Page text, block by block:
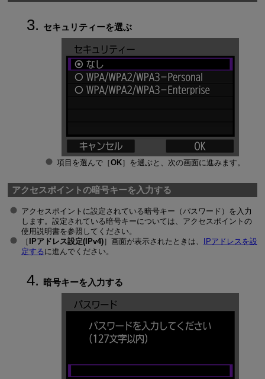
セキュリティーを選ぶ
項目を選んで［OK］を選ぶと、次の画面に進みます。
アクセスポイントの暗号キーを入力する
アクセスポイントに設定されている暗号キー（パスワード）を入力
します。設定されている暗号キーについては、アクセスポイントの
使用説明書を参照してください。
［ IPアドレス設定(IPv4)］画面が表示されたときは、
IPアドレスを設
定するに進んでください。
暗号キーを入力する